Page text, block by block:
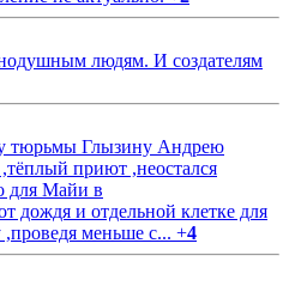
людям. И создателям
тюрьмы Глызину Андрею
приют ,неостался
для Майи в
дождя и отдельной клетке для
меньше с... +4